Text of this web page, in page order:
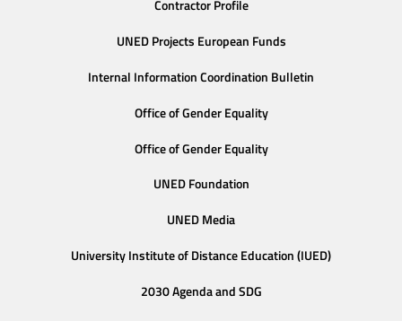
Contractor Profile
UNED Projects European Funds
Internal Information Coordination Bulletin
Office of Gender Equality
Office of Gender Equality
UNED Foundation
UNED Media
University Institute of Distance Education (IUED)
2030 Agenda and SDG